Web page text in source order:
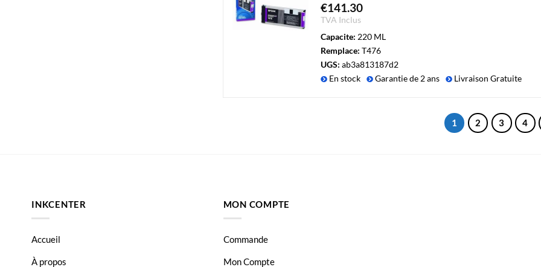
€141.30
TVA Inclus
Capacite: 220 ML
Remplace: T476
UGS: ab3a813187d2
En stock
Garantie de 2 ans Livraison Gratuite
1 2 3 4
INKCENTER
Accueil
À propos
MON COMPTE
Commande
Mon Compte